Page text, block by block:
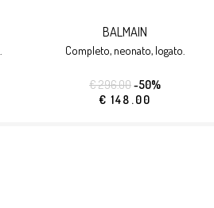
BALMAIN
completo, neonato, logato.
€ 296.00-50%
€ 148.00